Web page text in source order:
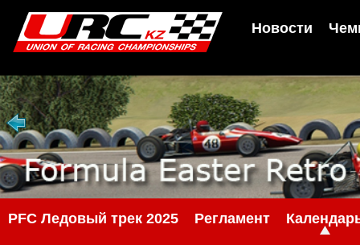
Новости
PFC Ледовый трек 2025 Регламент